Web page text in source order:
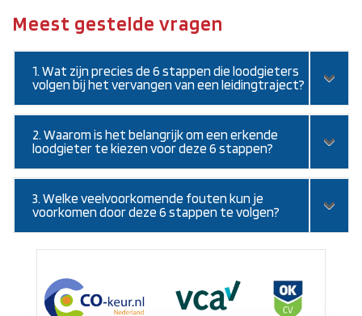
Meest gestelde vragen
1. Wat zijn precies de 6 stappen die loodgieters
volgen bij het vervangen van een leidingtraject?
2. Waarom is het belangrijk om een erkende
loodgieter te kiezen voor deze 6 stappen?
3. Welke veelvoorkomende fouten kun je
voorkomen door deze 6 stappen te volgen?